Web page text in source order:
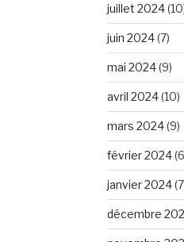
juillet 2024
juin 2024(7)
mai 2024(9)
avril 2024(10)
mars 2024(9)
février 2024
janvier 2024
décembre